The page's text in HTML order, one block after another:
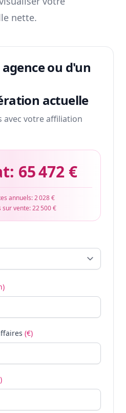
nette.
ou d'un
actuelle
avec votre affiliation
65 472 €
annuels:2 028 €
sur vente:22 500 €
(€)